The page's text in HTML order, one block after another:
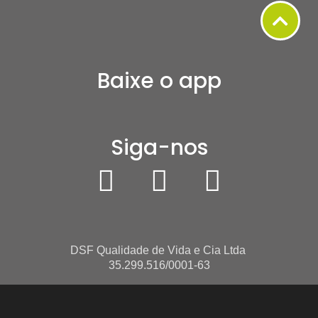
Baixe o app
Siga-nos
DSF Qualidade de Vida e Cia Ltda
35.299.516/0001-63